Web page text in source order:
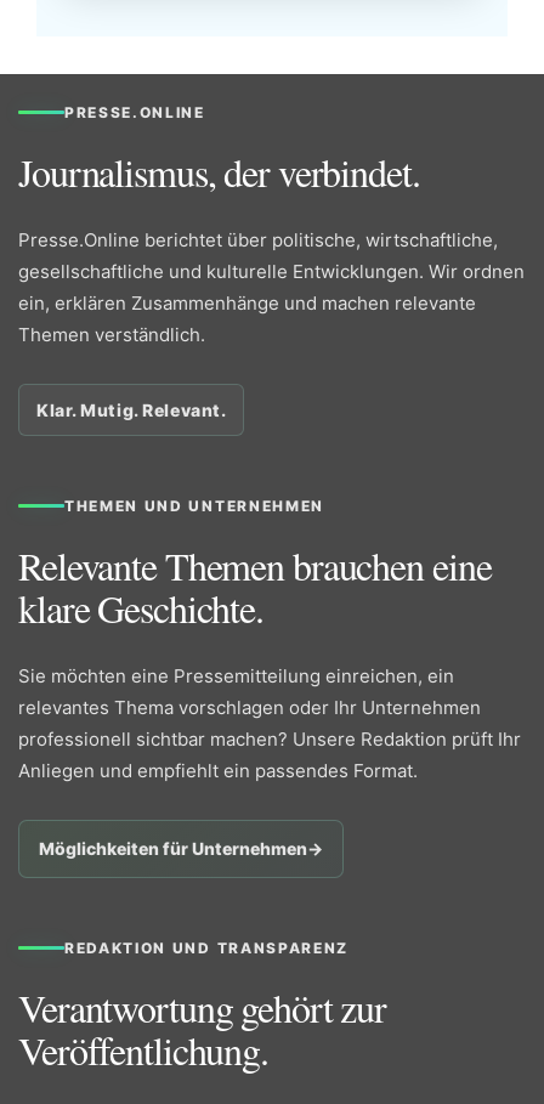
PRESSE.ONLINE
Journalismus, der verbindet.
Presse.Online berichtet über politische, wirtschaftliche,
gesellschaftliche und kulturelle Entwicklungen. Wir ordnen
ein, erklären Zusammenhänge und machen relevante
Themen verständlich.
Klar. Mutig. Relevant.
THEMEN UND UNTERNEHMEN
Relevante Themen brauchen eine
klare Geschichte.
Sie möchten eine Pressemitteilung einreichen, ein
relevantes Thema vorschlagen oder Ihr Unternehmen
professionell sichtbar machen? Unsere Redaktion prüft Ihr
Anliegen und empfiehlt ein passendes Format.
Möglichkeiten für Unternehmen→
REDAKTION UND TRANSPARENZ
Verantwortung gehört zur
Veröffentlichung.